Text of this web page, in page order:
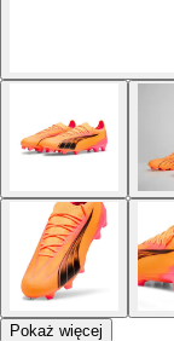
Pokaż więcej